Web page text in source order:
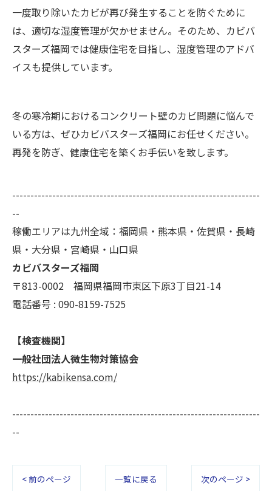
一度取り除いたカビが再び発生することを防ぐために
は、適切な湿度管理が欠かせません。そのため、カビバ
スターズ福岡では健康住宅を目指し、湿度管理のアドバ
イスも提供しています。
冬の寒冷期におけるコンクリート壁のカビ問題に悩んで
いる方は、ぜひカビバスターズ福岡にお任せください。
再発を防ぎ、健康住宅を築くお手伝いを致します。
--------------------------------------------------------------------
--
稼働エリアは九州全域：福岡県・熊本県・佐賀県・長崎
県・大分県・宮崎県・山口県
カビバスターズ福岡
〒813-0002 福岡県福岡市東区下原3丁目21-14
電話番号 : 090-8159-7525
【検査機関】
一般社団法人微生物対策協会
https://kabikensa.com/
--------------------------------------------------------------------
--
< 前のページ 一覧に戻る 次のページ >